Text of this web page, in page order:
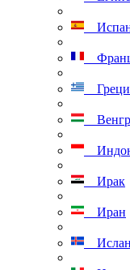
Ирак
Иран